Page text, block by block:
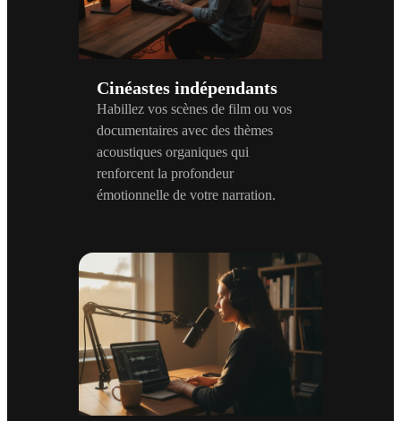
Cinéastes indépendants
Habillez vos scènes de film ou vos
documentaires avec des thèmes
acoustiques organiques qui
renforcent la profondeur
émotionnelle de votre narration.